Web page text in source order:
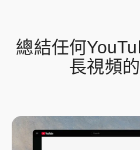
總結任何
長視頻